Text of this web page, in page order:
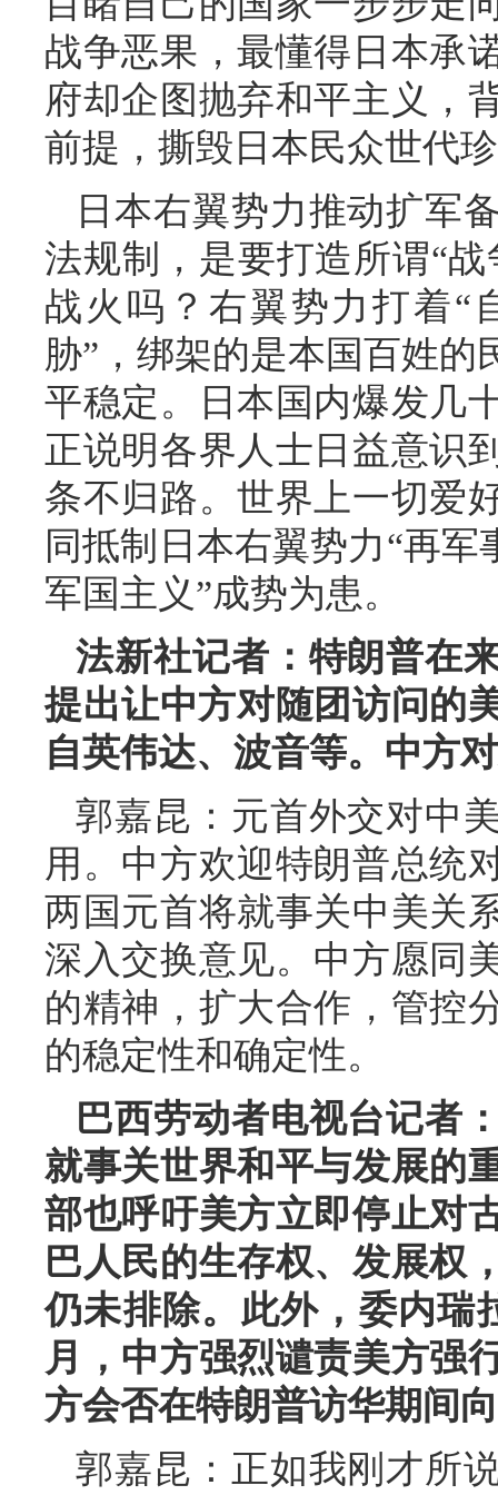
战争恶果，最懂得日本承
府却企图抛弃和平主义，
前提，撕毁日本民众世代
日本右翼势力推动扩军
法规制，是要打造所谓“
战火吗？右翼势力打着“
胁”，绑架的是本国百姓
平稳定。日本国内爆发几
正说明各界人士日益意识
条不归路。世界上一切爱
同抵制日本右翼势力“再
军国主义”成势为患。
法新社记者：特朗普在
提出让中方对随团访问的
自英伟达、波音等。中方
郭嘉昆：元首外交对中
用。中方欢迎特朗普总统
两国元首将就事关中美关
深入交换意见。中方愿同
的精神，扩大合作，管控
的稳定性和确定性。
巴西劳动者电视台记者
就事关世界和平与发展的
部也呼吁美方立即停止对
巴人民的生存权、发展权
仍未排除。此外，委内瑞
月，中方强烈谴责美方强
方会否在特朗普访华期间
郭嘉昆：正如我刚才所